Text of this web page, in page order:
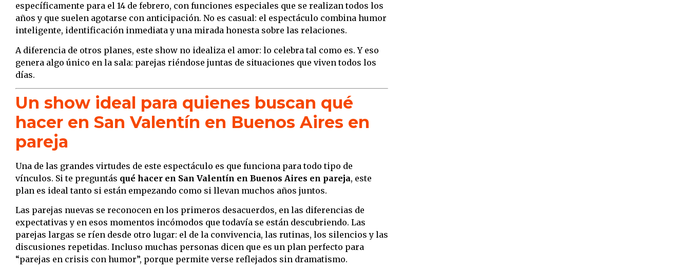
específicamente para el 14 de febrero, con funciones especiales que se realizan todos los
años y que suelen agotarse con anticipación. No es casual: el espectáculo combina humor
inteligente, identificación inmediata y una mirada honesta sobre las relaciones.
A diferencia de otros planes, este show no idealiza el amor: lo celebra tal como es. Y eso
genera algo único en la sala: parejas riéndose juntas de situaciones que viven todos los
días.
Un show ideal para quienes buscan qué
hacer en San Valentín en Buenos Aires en
pareja
Una de las grandes virtudes de este espectáculo es que funciona para todo tipo de
vínculos. Si te preguntás qué hacer en San Valentín en Buenos Aires en pareja, este
plan es ideal tanto si están empezando como si llevan muchos años juntos.
Las parejas nuevas se reconocen en los primeros desacuerdos, en las diferencias de
expectativas y en esos momentos incómodos que todavía se están descubriendo. Las
parejas largas se ríen desde otro lugar: el de la convivencia, las rutinas, los silencios y las
discusiones repetidas. Incluso muchas personas dicen que es un plan perfecto para
“parejas en crisis con humor”, porque permite verse reflejados sin dramatismo.